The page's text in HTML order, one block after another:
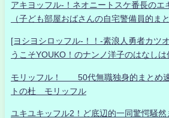
アキヨッフル-！ネオニートスケ番長のエ
（子ども部屋おばさんの自宅警備員的ま
[ヨシヨシロッフル-！！-素浪人勇者カツ
うこそYOUKO！のナンノ洋子のはなしは
モリッフル！ 50代無職独身的まとめ速
トの杜 モリッフル
ユキユキッフル2！ど底辺的一同驚愕騒